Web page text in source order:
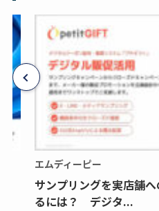
エムディーピー
サンプリングを実店舗
るには？ デジタ...